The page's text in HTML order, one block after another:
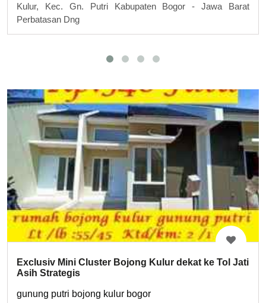
Kulur, Kec. Gn. Putri Kabupaten Bogor - Jawa Barat
Perbatasan Dng
Exclusiv Mini Cluster Bojong Kulur dekat ke Tol Jati
Asih Strategis
gunung putri bojong kulur bogor